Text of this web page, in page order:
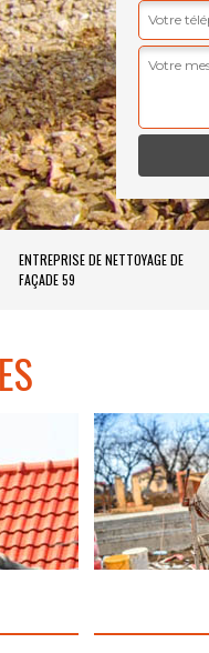
ENTREPRISE DE NETTOYAGE DE
FAÇADE 59